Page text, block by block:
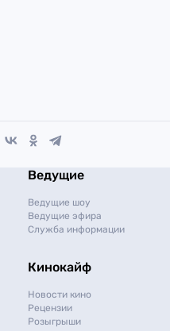
Ведущие
Ведущие шоу
Ведущие эфира
Служба информации
Кинокайф
Новости кино
Рецензии
Розыгрыши